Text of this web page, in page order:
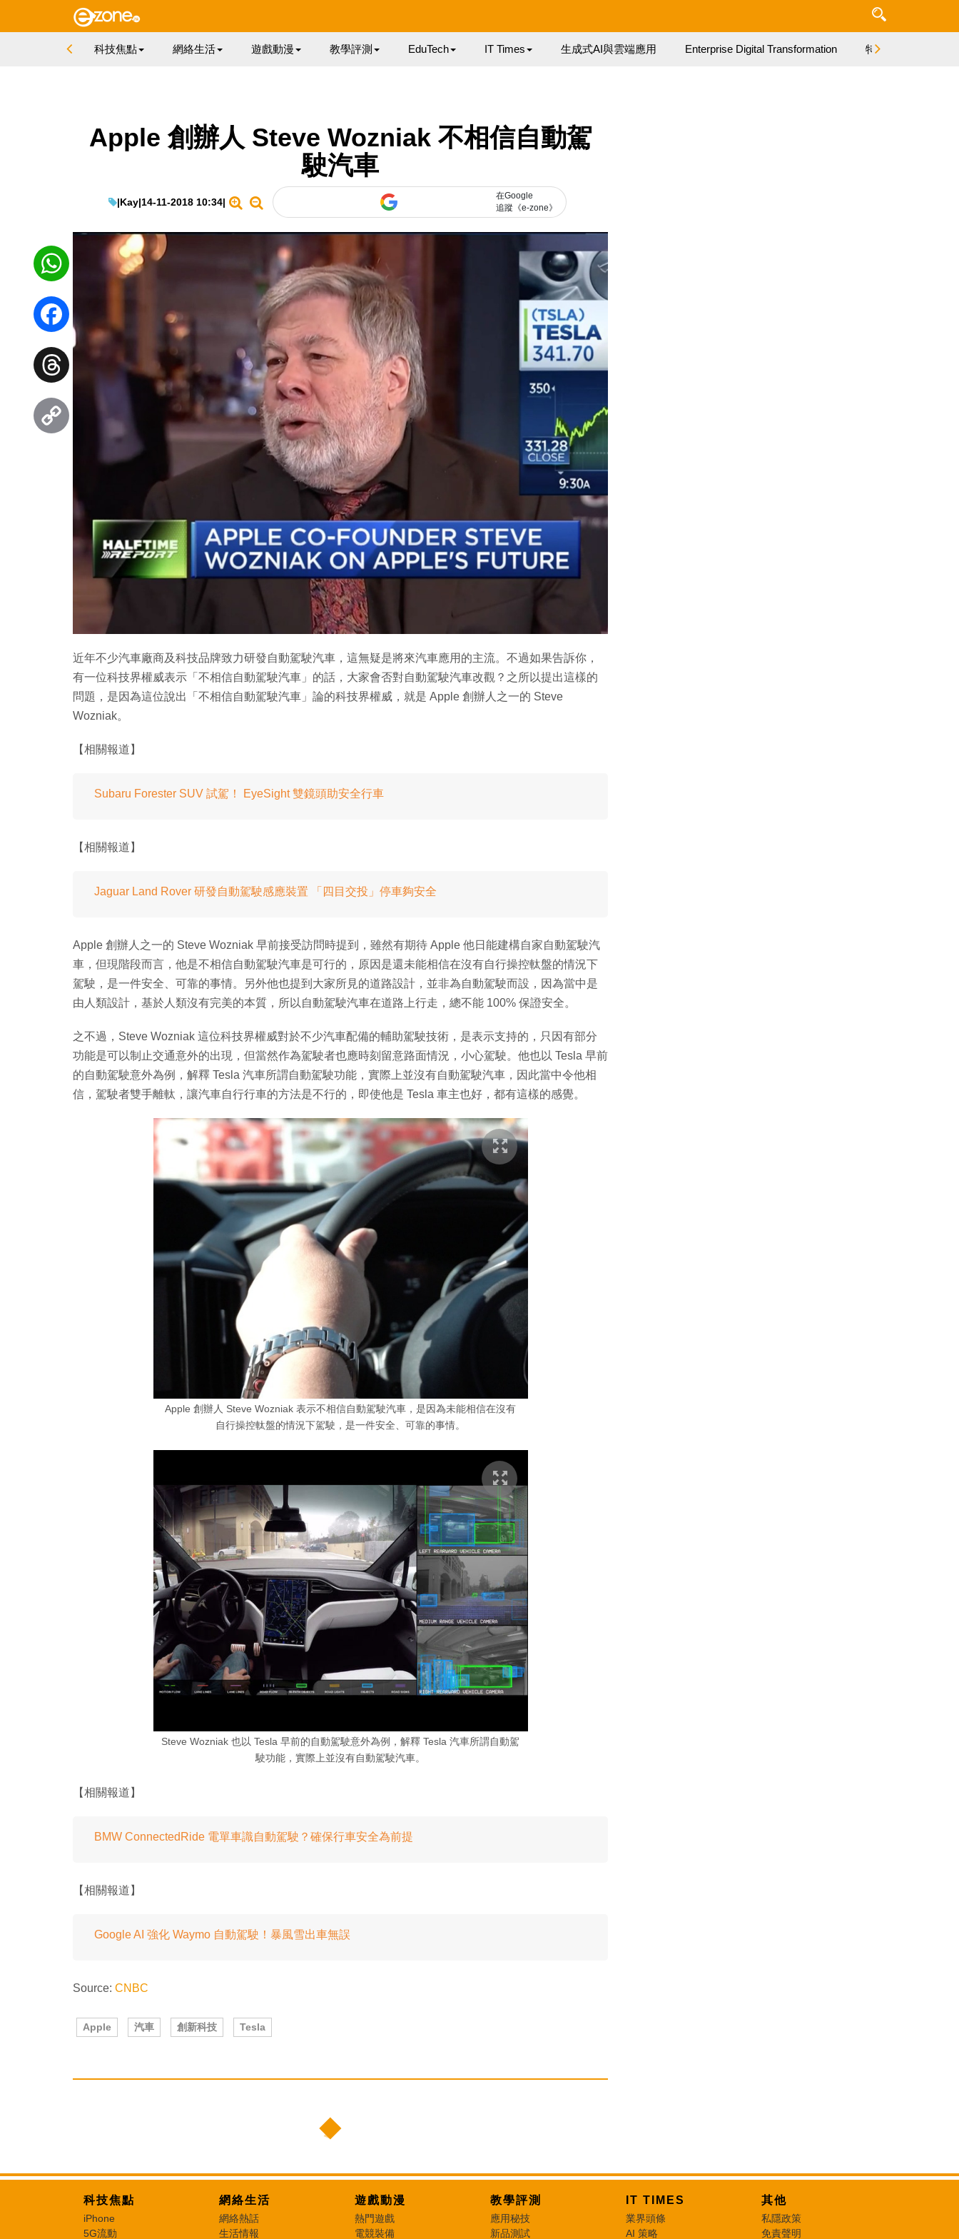
科技焦點 網絡生活 遊戲動漫 教學評測 EduTech IT Times 生成式AI與雲端應用 Enterprise Digital Transformation 特集
Apple 創辦人 Steve Wozniak 不相信自動駕
駛汽車
|Kay|14-11-2018 10:34|
在Google
追蹤《e-zone》
近年不少汽車廠商及科技品牌致力研發自動駕駛汽車，這無疑是將來汽車應用的主流。不過如果告訴你，
有一位科技界權威表示「不相信自動駕駛汽車」的話，大家會否對自動駕駛汽車改觀？之所以提出這樣的
問題，是因為這位說出「不相信自動駕駛汽車」論的科技界權威，就是 Apple 創辦人之一的 Steve
Wozniak。
【相關報道】
Subaru Forester SUV 試駕！ EyeSight 雙鏡頭助安全行車
【相關報道】
Jaguar Land Rover 研發自動駕駛感應裝置 「四目交投」停車夠安全
Apple 創辦人之一的 Steve Wozniak 早前接受訪問時提到，雖然有期待 Apple 他日能建構自家自動駕駛汽
車，但現階段而言，他是不相信自動駕駛汽車是可行的，原因是還未能相信在沒有自行操控軚盤的情況下
駕駛，是一件安全、可靠的事情。另外他也提到大家所見的道路設計，並非為自動駕駛而設，因為當中是
由人類設計，基於人類沒有完美的本質，所以自動駕駛汽車在道路上行走，總不能 100% 保證安全。
之不過，Steve Wozniak 這位科技界權威對於不少汽車配備的輔助駕駛技術，是表示支持的，只因有部分
功能是可以制止交通意外的出現，但當然作為駕駛者也應時刻留意路面情況，小心駕駛。他也以 Tesla 早前
的自動駕駛意外為例，解釋 Tesla 汽車所謂自動駕駛功能，實際上並沒有自動駕駛汽車，因此當中令他相
信，駕駛者雙手離軚，讓汽車自行行車的方法是不行的，即使他是 Tesla 車主也好，都有這樣的感覺。
Apple 創辦人 Steve Wozniak 表示不相信自動駕駛汽車，是因為未能相信在沒有
自行操控軚盤的情況下駕駛，是一件安全、可靠的事情。
Steve Wozniak 也以 Tesla 早前的自動駕駛意外為例，解釋 Tesla 汽車所謂自動駕
駛功能，實際上並沒有自動駕駛汽車。
【相關報道】
BMW ConnectedRide 電單車識自動駕駛？確保行車安全為前提
【相關報道】
Google AI 強化 Waymo 自動駕駛！暴風雪出車無誤
Source: CNBC
Apple 汽車 創新科技 Tesla
WhatsApp
Facebook
Threads
科技焦點
iPhone
5G流動
網絡生活
網絡熱話
生活情報
遊戲動漫
熱門遊戲
電競裝備
教學評測
應用秘技
新品測試
IT TIMES
業界頭條
AI 策略
其他
私隱政策
免責聲明